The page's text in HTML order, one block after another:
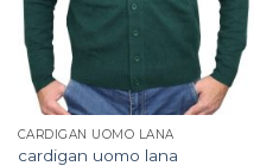
CARDIGAN UOMO LANA
cardigan uomo lana